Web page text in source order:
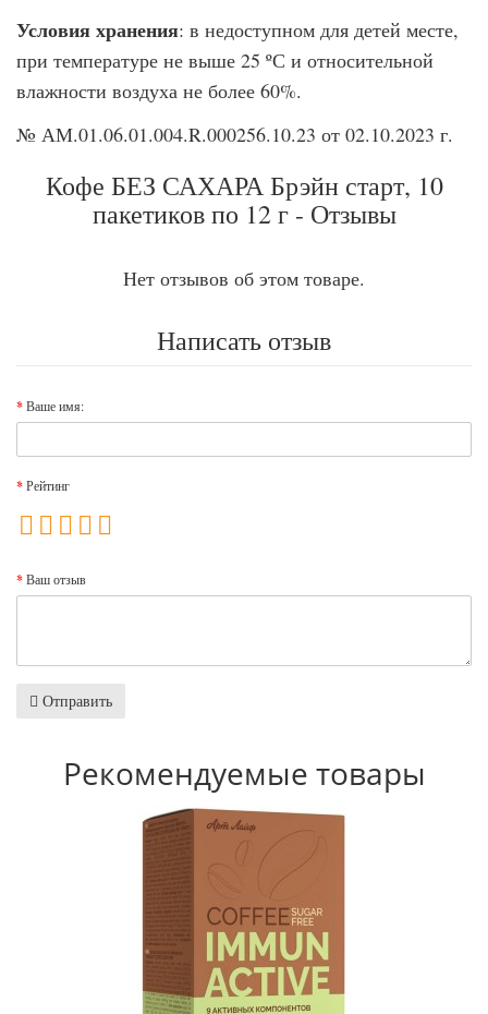
Условия хранения: в недоступном для детей месте,
при температуре не выше 25 ºС и относительной
влажности воздуха не более 60%.
№ АМ.01.06.01.004.R.000256.10.23 от 02.10.2023 г.
Кофе БЕЗ САХАРА Брэйн старт, 10
пакетиков по 12 г - Отзывы
Нет отзывов об этом товаре.
Написать отзыв
Ваше имя:
Рейтинг
Ваш отзыв
Отправить
Рекомендуемые товары